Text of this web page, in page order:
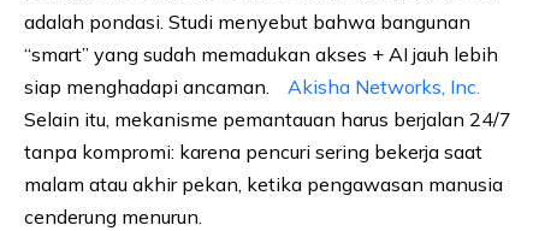
adalah pondasi. Studi menyebut bahwa bangunan
“smart” yang sudah memadukan akses + AI jauh lebih
siap menghadapi ancaman.
Akisha Networks, Inc.
Selain itu, mekanisme pemantauan harus berjalan 24/7
tanpa kompromi: karena pencuri sering bekerja saat
malam atau akhir pekan, ketika pengawasan manusia
cenderung menurun.